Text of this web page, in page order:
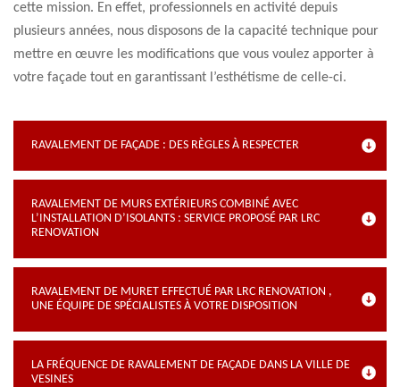
cette mission. En effet, professionnels en activité depuis
plusieurs années, nous disposons de la capacité technique pour
mettre en œuvre les modifications que vous voulez apporter à
votre façade tout en garantissant l’esthétisme de celle-ci.
RAVALEMENT DE FAÇADE : DES RÈGLES À RESPECTER
RAVALEMENT DE MURS EXTÉRIEURS COMBINÉ AVEC
L’INSTALLATION D’ISOLANTS : SERVICE PROPOSÉ PAR LRC
RENOVATION
RAVALEMENT DE MURET EFFECTUÉ PAR LRC RENOVATION ,
UNE ÉQUIPE DE SPÉCIALISTES À VOTRE DISPOSITION
LA FRÉQUENCE DE RAVALEMENT DE FAÇADE DANS LA VILLE DE
VESINES